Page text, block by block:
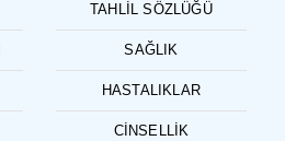
TAHLIL SÖZLÜĞÜ
SAĞLIK
HASTALIKLAR
CINSELLIK